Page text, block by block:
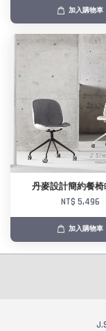
加入購物車
丹麥設計簡約餐椅
NT$ 5,496
加入購物車